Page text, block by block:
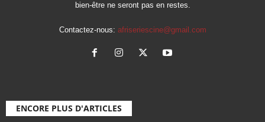
bien-être ne seront pas en restes.
Contactez-nous: afriseriescine@gmail.com
ENCORE PLUS D'ARTICLES